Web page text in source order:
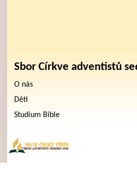
Sbor Církve adventistů
O nás
Děti
Studium Bible